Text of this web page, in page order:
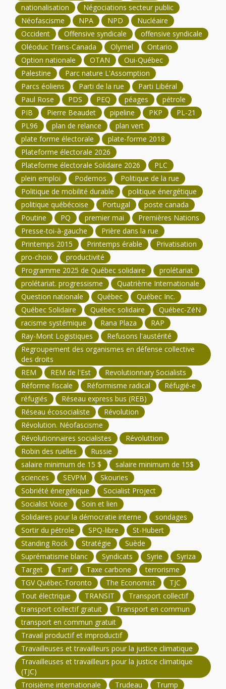
nationalisation
Négociations secteur public
Néofascisme
NPA NPD
Nucléaire
Occident
Offensive syndicale
offensive syndicale
Oléoduc Trans-Canada
Olymel
Ontario
Option nationale
OTAN
Oui-Québec
Palestine
Parc nature L'Assomption
Parcs éoliens
Parti de la rue
Parti Libéral
Paul Rose
PDS PEQ péages
pétrole
PIB
Pierre Beaudet pipeline PKP
PL-21
PL96
plan de relance
plan vert
plate forme électorale
plate-forme 2018
Plateforme électorale 2026
Plateforme électorale Solidaire 2026
PLC
plein emploi
Podemos
Politique de la rue
Politique de mobilité durable
politique énergétique
politique québécoise
Portugal
poste canada
Poutine
PQ premier mai
Premières Nations
Presse-toi-à-gauche
Prière dans la rue
Printemps 2015
Printemps érable
Privatisation
pro-choix
productivité
Programme 2025 de Québec solidaire
prolétariat
prolétariat. progressisme
Quatrième Internationale
Question nationale
Québec
Québec Inc.
Québec Solidaire
Québec solidaire
Québec-ZéN
racisme systémique
Rana Plaza
RAP
Ray-Mont Logistiques
Refusons l'austérité
Regroupement des organismes en défense collective
des droits
REM
REM de l'Est
Revolutionnary Socialists
Réforme fiscale
Réformisme radical
Réfugié-e
réfugiés
Réseau express bus (REB)
Réseau écosocialiste
Révolution
Révolution. Néofascisme
Révolutionnaires socialistes
Révoluttion
Robin des ruelles
Russie
salaire minimum de 15 $
salaire minimum de 15$
sciences
SEVPM
Skouries
Sobriété énergétique
Socialist Project
Socialist Voice
Soin et lien
Solidaires pour la démocratie interne
sondages
Sortir du pétrole
SPQ-libre
St-Hubert
Standing Rock
Stratégie
Suède
Suprématisme blanc
Syndicats Syrie
Syriza
Target
Tarif Taxe carbone
terrorisme
TGV Québec-Toronto
The Economist
TJC
Tout électrique
TRANSIT
Transport collectif
transport collectif gratuit
Transport en commun
transport en commun gratuit
Travail productif et improductif
Travailleuses et travailleurs pour la justice climatique
Travailleuses et travailleurs pour la justice climatique
(TJC)
Troisième internationale
Trudeau Trump